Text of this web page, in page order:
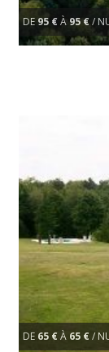
DE 95 €À 95 €/
DE 65 €À 65 €/